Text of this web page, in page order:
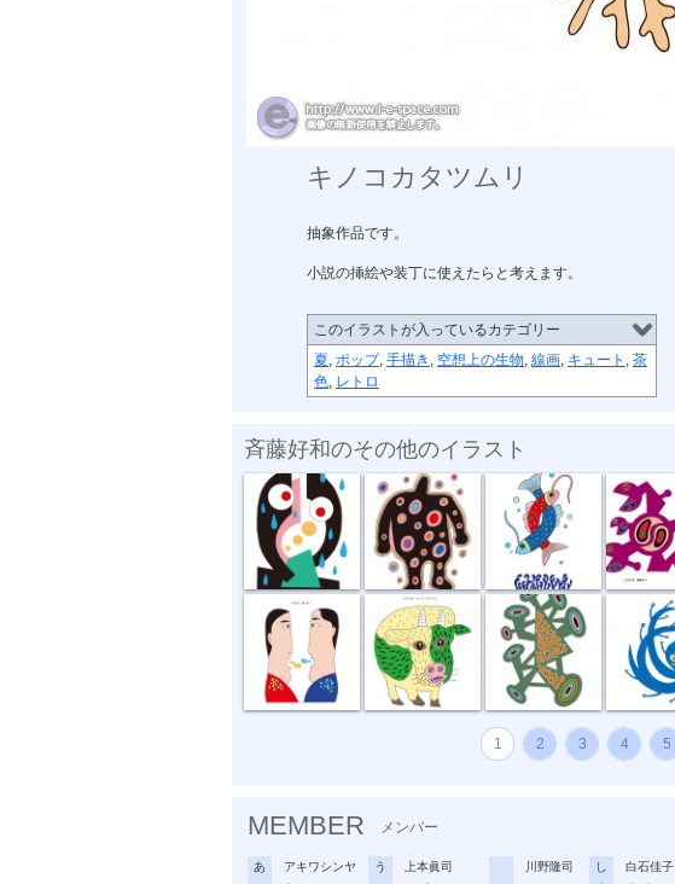
キノコカタツムリ
抽象作品です。
小説の挿絵や装丁に使えたらと考えます。
このイラストが入っているカテゴリー
夏, ポップ, 手描き , 空想上の生物, 線画, キュート , 茶
色, レトロ
斉藤好和のその他のイラスト
傘がない 正体不明 深海の恋
話し合い オハヨーゴザ... 噂の出所 風祭り
1 2 3 4 5
MEMBER メンバー
あ
アキワシンヤ
う
上本眞司
川野隆司
し
白石佳子